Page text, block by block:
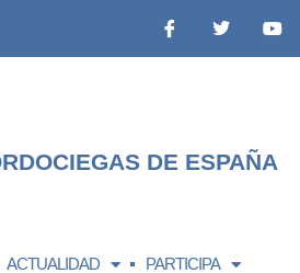
DE ESPAÑA
ACTUALIDAD PARTICIPA